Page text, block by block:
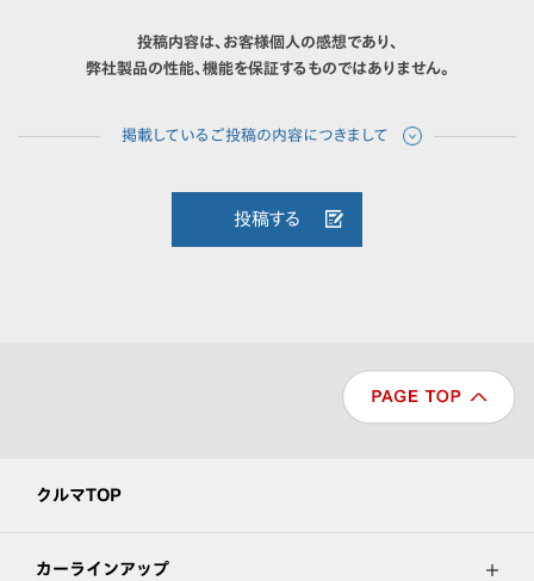
投稿内容は、お客様個人の感想であり、
弊社製品の性能、機能を保証するものではありません。
投稿する
クルマTOP
カーラインアップ